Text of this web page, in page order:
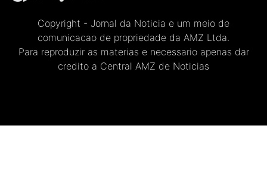
Copyright - Jornal da Noticia e um meio de
comunicacao de propriedade da AMZ Ltda.
Para reproduzir as materias e necessario apenas dar
credito a Central AMZ de Noticias